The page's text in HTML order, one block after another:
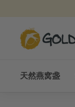
金
燕
天然燕窝盏